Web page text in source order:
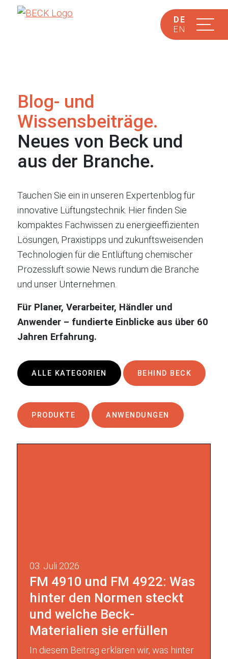
DE
EN
Blog- und
Wissensbeiträge.
Neues von Beck und
aus der Branche.
Tauchen Sie ein in unseren Expertenblog für
innovative Lüftungstechnik. Hier finden Sie
kompaktes Fachwissen zu energieeffizienten
Lösungen, Praxistipps und zukunftsweisenden
Technologien für die Entlüftung chemischer
Prozessluft sowie News rundum die Branche
und unser Unternehmen.
Für Planer, Verarbeiter, Händler und
Anwender – fundierte Einblicke aus über 60
Jahren Erfahrung.
ALLE KATEGORIEN BEHIND BECK
PRODUKTE ANWENDUNGEN
03. Juli 2026
FM 4910 und FM 4922: Was
hinter den Normen steckt
und welche Beck-
Materialien sie erfüllen
In diesem Beitrag erklären wir, was hinter